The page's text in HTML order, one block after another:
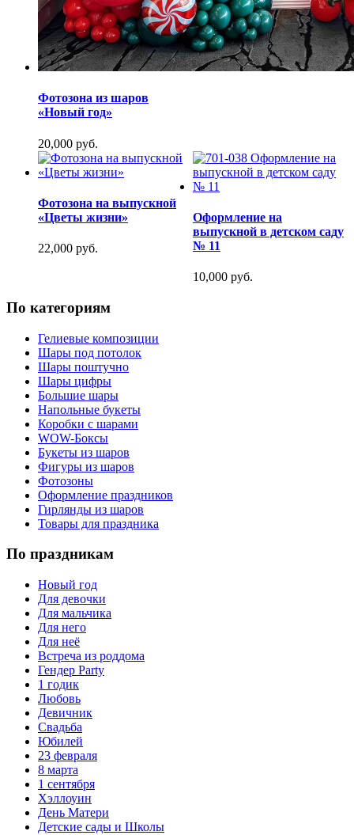
Фотозона из шаров
«Новый год»
20,000 руб.
Фотозона на выпускной
«Цветы жизни»
22,000 руб.
Оформление на
выпускной в детском саду
№ 11
10,000 руб.
По категориям
Гелиевые композиции
Шары под потолок
Шары поштучно
Шары цифры
Большие шары
Напольные букеты
Коробки с шарами
WOW-Боксы
Букеты из шаров
Фигуры из шаров
Фотозоны
Оформление праздников
Гирлянды из шаров
Товары для праздника
По праздникам
Новый год
Для девочки
Для мальчика
Для него
Для неё
Встреча из роддома
Гендер Party
1 годик
Любовь
Девичник
Свадьба
Юбилей
23 февраля
8 марта
1 сентября
Хэллоуин
День Матери
Детские сады и Школы